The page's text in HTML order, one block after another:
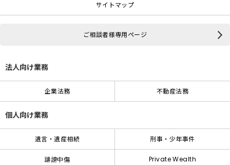
サイトマップ
ご相談者様専用ページ
法人向け業務
企業法務 不動産法務
個人向け業務
遺言・遺産相続 刑事・少年事件
誹謗中傷 Private Wealth